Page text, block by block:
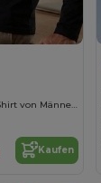
Langarmes Stretch-T-Shirt von Männern
Kaufen